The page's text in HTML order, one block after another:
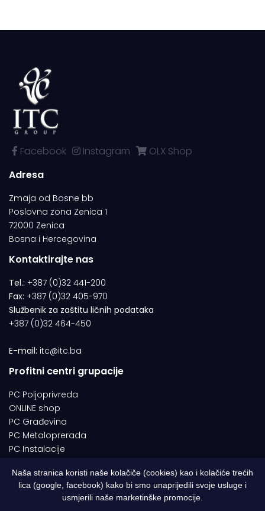
Facebook Instagram
OLX Shop
Adresa
Zmaja od Bosne bb
Poslovna zona Zenica 1
72000 Zenica
Bosna i Hercegovina
Kontaktirajte nas
Tel.: +387 (0)32 441-200
Fax: +387 (0)32 405-970
Službenik za zaštitu ličnih podataka
+387 (0)32 464-450
E-mail: itc@itc.ba
Profitni centri grupacije
PC Poljoprivreda
ONLINE shop
PC Građevina
PC Metaloprerada
PC Instalacije
© 1994-2026 | ITC d.o.o. Zenica. Sva prava pridržana | Designed by
Naša stranica koristi naše kolačiče (cookies) kao i kolačiće trećih
lica (google, facebook) kako bi smo unaprijedili svoje usluge i
usmjerili naše marketinške promocije.